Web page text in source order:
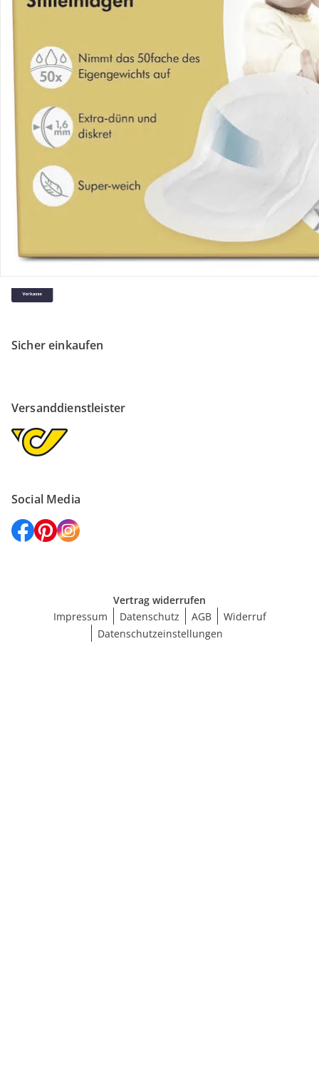
Kontakt & Service
Filialen & Beratung
Über uns
Sicher & flexibel bezahlen
Sicher einkaufen
Versanddienstleister
Social Media
Vertrag widerrufen
Impressum
Datenschutz AGB
Widerruf
Datenschutzeinstellungen